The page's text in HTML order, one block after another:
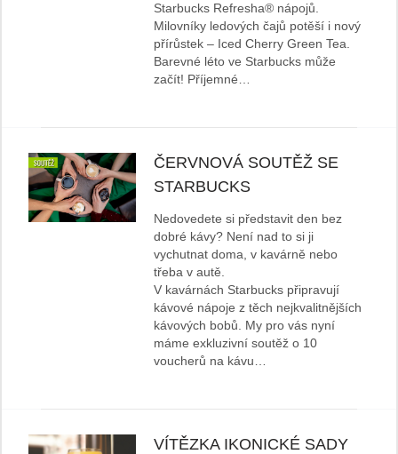
Starbucks Refresha® nápojů.
Milovníky ledových čajů potěší i nový
přírůstek – Iced Cherry Green Tea.
Barevné léto ve Starbucks může
začít! Příjemné…
ČERVNOVÁ SOUTĚŽ SE
STARBUCKS
Nedovedete si představit den bez
dobré kávy? Není nad to si ji
vychutnat doma, v kavárně nebo
třeba v autě.
V kavárnách Starbucks připravují
kávové nápoje z těch nejkvalitnějších
kávových bobů. My pro vás nyní
máme exkluzivní soutěž o 10
voucherů na kávu…
VÍTĚZKA IKONICKÉ SADY